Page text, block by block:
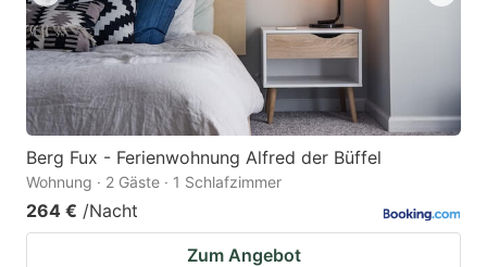
Berg Fux - Ferienwohnung Alfred der Büffel
Wohnung · 2 Gäste · 1 Schlafzimmer
264 € /Nacht
Zum Angebot